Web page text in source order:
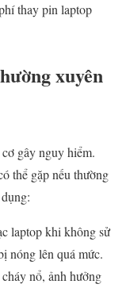
thay pin laptop
xuyên
gây nguy hiểm.
thể gặp nếu thường
laptop khi không sử
nóng lên quá mức.
nổ, ảnh hưởng